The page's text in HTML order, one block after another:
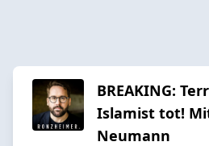
BREAKING:
Islamist tot!
Neumann